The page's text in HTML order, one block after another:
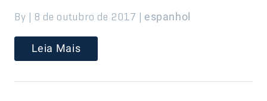
By | 8 de outubro de 2017 | espanhol
Leia Mais